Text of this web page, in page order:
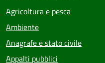
Agricoltura e pesca
Ambiente
Anagrafe e stato civile
Appalti pubblici